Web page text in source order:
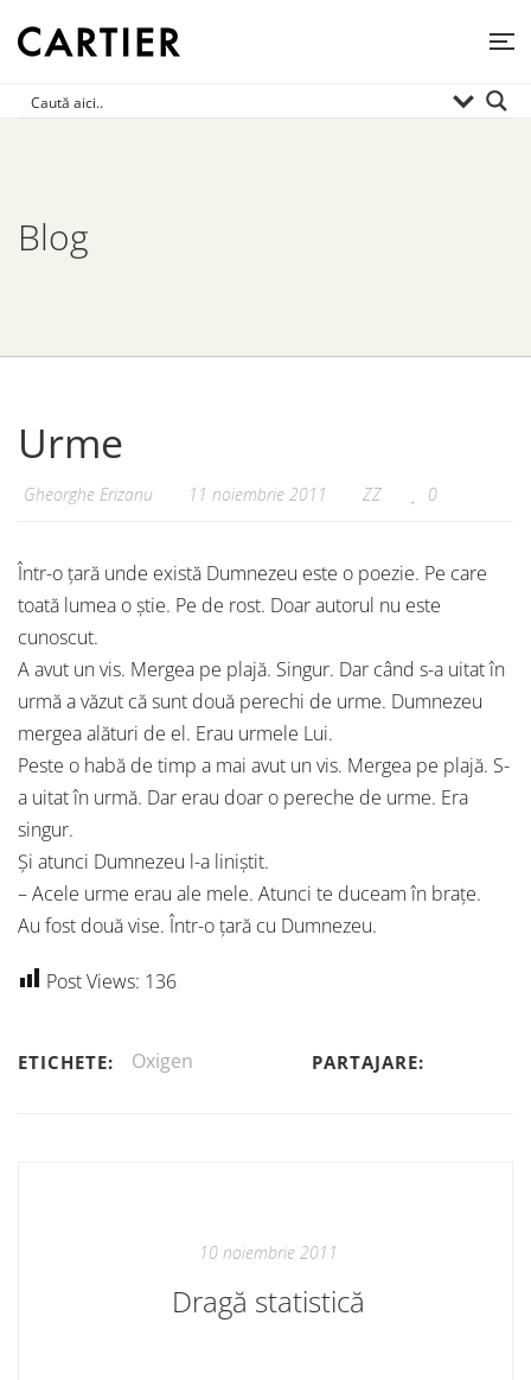
Blog
Urme
Gheorghe Erizanu 11 noiembrie 2011 ZZ 0
Într-o țară unde există Dumnezeu este o poezie. Pe care
toată lumea o știe. Pe de rost. Doar autorul nu este
cunoscut.
A avut un vis. Mergea pe plajă. Singur. Dar când s-a uitat în
urmă a văzut că sunt două perechi de urme. Dumnezeu
mergea alături de el. Erau urmele Lui.
Peste o habă de timp a mai avut un vis. Mergea pe plajă. S-
a uitat în urmă. Dar erau doar o pereche de urme. Era
singur.
Și atunci Dumnezeu l-a liniștit.
– Acele urme erau ale mele. Atunci te duceam în brațe.
Au fost două vise. Într-o țară cu Dumnezeu.
Post Views: 136
ETICHETE: Oxigen PARTAJARE:
10 noiembrie 2011
Dragă statistică